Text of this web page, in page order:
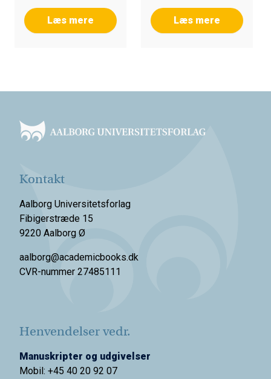
Læs mere Læs mere
Kontakt
Aalborg Universitetsforlag
Fibigerstræde 15
9220 Aalborg Ø
aalborg@academicbooks.dk
CVR-nummer 27485111
Henvendelser vedr.
Manuskripter og udgivelser
Mobil: +45 40 20 92 07